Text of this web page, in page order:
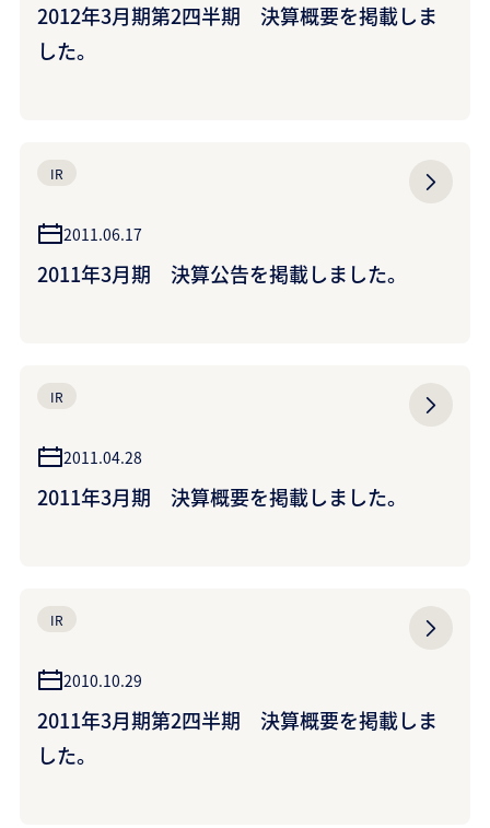
2012年3月期第2四半期 決算概要を掲載しま
した。
IR
2011.06.17
2011年3月期 決算公告を掲載しました。
IR
2011.04.28
2011年3月期 決算概要を掲載しました。
IR
2010.10.29
2011年3月期第2四半期 決算概要を掲載しま
した。